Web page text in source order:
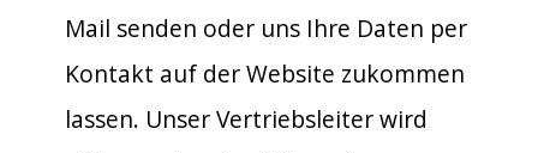
Mail senden oder uns Ihre Daten per
Kontakt auf der Website zukommen
lassen. Unser Vertriebsleiter wird